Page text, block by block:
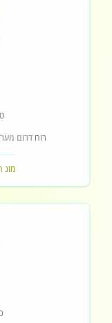
רוחדרום
מזג